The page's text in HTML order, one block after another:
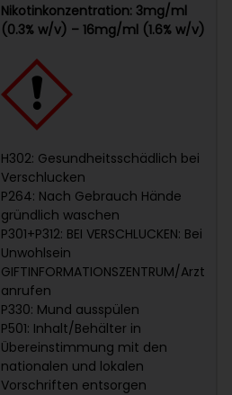
Nikotinkonzentration: 3mg/ml
(0.3% w/v) – 16mg/ml (1.6% w/v)
H302: Gesundheitsschädlich bei
Verschlucken
P264: Nach Gebrauch Hände
gründlich waschen
P301+P312: BEI VERSCHLUCKEN: Bei
Unwohlsein
GIFTINFORMATIONSZENTRUM/Arzt
anrufen
P330: Mund ausspülen
P501: Inhalt/Behälter in
Übereinstimmung mit den
nationalen und lokalen
Vorschriften entsorgen